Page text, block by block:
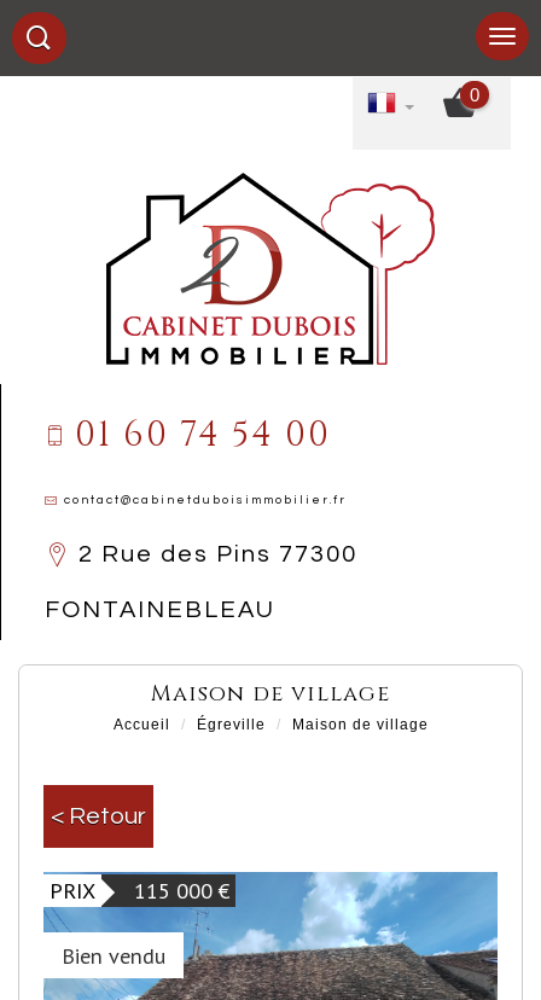
0
01 60 74 54 00
contact@cabinetduboisimmobilier.fr
2 Rue des Pins 77300
FONTAINEBLEAU
maison de village
Accueil Égreville Maison de village
< Retour
PRIX 115 000 €
Bien vendu